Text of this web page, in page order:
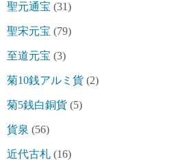
聖元通宝 (31)
聖宋元宝 (79)
至道元宝 (3)
菊10銭アルミ貨 (2)
菊5銭白銅貨 (5)
貨泉 (56)
近代古札 (16)